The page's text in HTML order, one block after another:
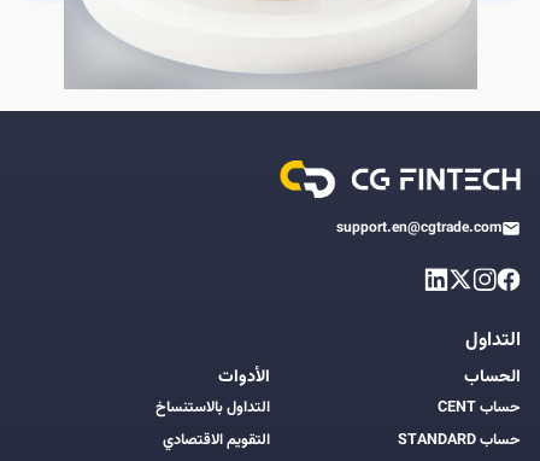
support.en@cgtrade.com
التداول
الحساب
حساب CENT
حساب STANDARD
الأدوات
التداول بالاستنساخ
التقويم الاقتصادي